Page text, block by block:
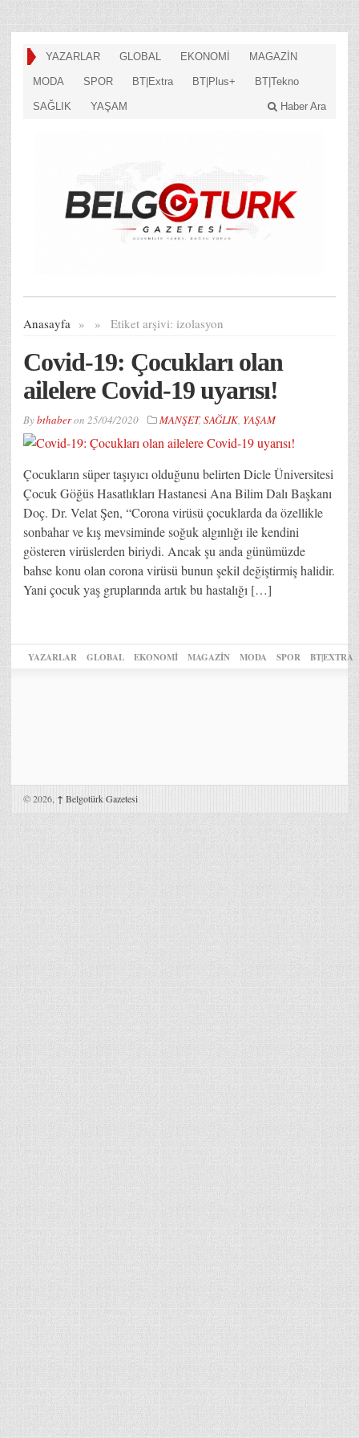
YAZARLAR GLOBAL EKONOMİ MAGAZİN
MODA SPOR BT|Extra BT|Plus+ BT|Tekno
SAĞLIK YAŞAM Haber Ara
Anasayfa » Etiket arşivi:
» izolasyon
Covid-19: Çocukları olan
ailelere Covid-19 uyarısı!
Bybthaberon 25/04/2020 MANŞET, SAĞLIK, YAŞAM
Çocukların süper taşıyıcı olduğunu belirten Dicle Üniversitesi
Çocuk Göğüs Hasatlıkları Hastanesi Ana Bilim Dalı Başkanı
Doç. Dr. Velat Şen, “Corona virüsü çocuklarda da özellikle
sonbahar ve kış mevsiminde soğuk algınlığı ile kendini
gösteren virüslerden biriydi. Ancak şu anda günümüzde
bahse konu olan corona virüsü bunun şekil değiştirmiş halidir.
Yani çocuk yaş gruplarında artık bu hastalığı […]
YAZARLAR GLOBAL EKONOMİ MAGAZİN MODA SPOR BT|EXTRA
© 2026, ↑ Belgotürk Gazetesi